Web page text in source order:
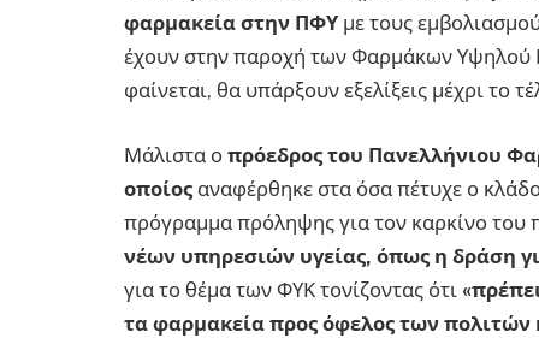
φαρμακεία στην ΠΦΥμε τους
έχουν στην παροχή των Φαρμάκων
φαίνεται, θα υπάρξουν εξελίξεις μέχρι το
Μάλιστα ο πρόεδρος του Πανελλήνιου
οποίος αναφέρθηκε στα όσα πέτυχε ο
πρόγραμμα πρόληψης για τον καρκίνο του
νέων υπηρεσιών υγείας, όπως η δράση
για το θέμα των ΦΥΚ τονίζοντας ότι
τα φαρμακεία προς όφελος των